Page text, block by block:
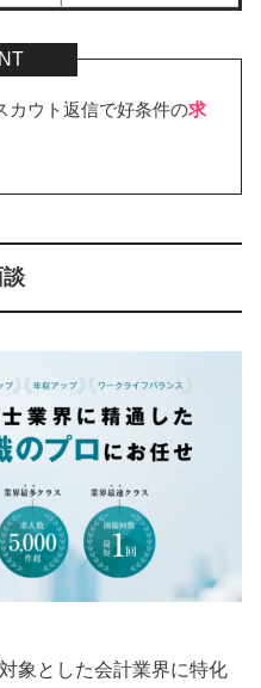
カウト返信で好条件の求
象とした会計業界に特化